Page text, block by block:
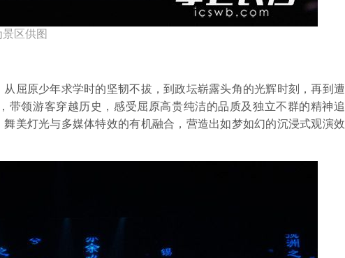
区供图
原少年求学时的坚韧不拔，到政坛崭露头角的光辉时刻，再到遭
领游客穿越历史，感受屈原高贵纯洁的品质及独立不群的精神追
美灯光与多媒体特效的有机融合，营造出如梦如幻的沉浸式观演效